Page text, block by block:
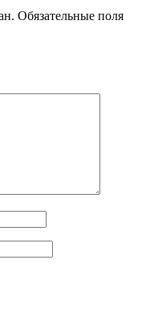
Обязательные поля